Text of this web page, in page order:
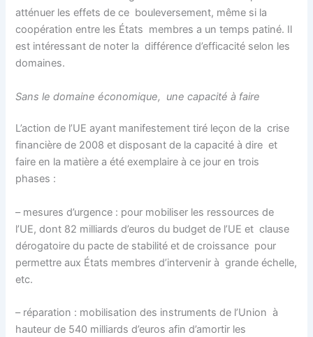
atténuer les effets de ce bouleversement, même si la
coopération entre les États membres a un temps patiné. Il
est intéressant de noter la différence d’efficacité selon les
domaines.
Sans le domaine économique, une capacité à faire
L’action de l’UE ayant manifestement tiré leçon de la crise
financière de 2008 et disposant de la capacité à dire et
faire en la matière a été exemplaire à ce jour en trois
phases :
– mesures d’urgence : pour mobiliser les ressources de
l’UE, dont 82 milliards d’euros du budget de l’UE et clause
dérogatoire du pacte de stabilité et de croissance pour
permettre aux États membres d’intervenir à grande échelle,
etc.
– réparation : mobilisation des instruments de l’Union à
hauteur de 540 milliards d’euros afin d’amortir les